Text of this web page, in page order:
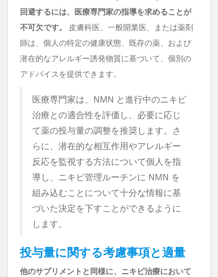
回避するには、医療専門家の指導を求めることが
不可欠です。
皮膚科医、一般開業医、または薬剤
師は、個人の特定の健康状態、既存の薬、および
潜在的なアレルギー誘発物質に基づいて、個別の
アドバイスを提供できます。
医療専門家は、NMN と進行中のニキビ
治療との適合性を評価し、必要に応じ
て薬の投与量の調整を推奨します。さ
らに、潜在的な相互作用やアレルギー
反応を監視する方法について個人を指
導し、ニキビ管理ルーチンに NMN を
組み込むことについて十分な情報に基
づいた決定を下すことができるように
します。
投与量に関する考慮事項と適量
他のサプリメントと同様に、ニキビ治療において